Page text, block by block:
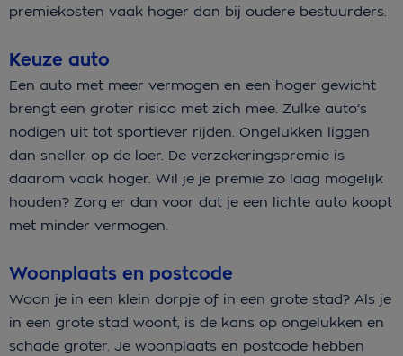
premiekosten vaak hoger dan bij oudere bestuurders.
Keuze auto
Een auto met meer vermogen en een hoger gewicht
brengt een groter risico met zich mee. Zulke auto’s
nodigen uit tot sportiever rijden. Ongelukken liggen
dan sneller op de loer. De verzekeringspremie is
daarom vaak hoger. Wil je je premie zo laag mogelijk
houden? Zorg er dan voor dat je een lichte auto koopt
met minder vermogen.
Woonplaats en postcode
Woon je in een klein dorpje of in een grote stad? Als je
in een grote stad woont, is de kans op ongelukken en
schade groter. Je woonplaats en postcode hebben